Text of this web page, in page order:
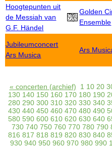
Hoogtepunten uit
de Messiah van
G.F. Händel
Golden
Ensemble
Jubileumconcert
Ars Musica
Ars
« concerten (archief) 1 10 20
130 140 150 160 170 180 190
280 290 300 310 320 330 340
430 440 450 460 470 480 490
580 590 600 610 620 630 640
730 740 750 760 770 780 790
816 817 818 819 820 830 840
930 940 950 960 970 980 990